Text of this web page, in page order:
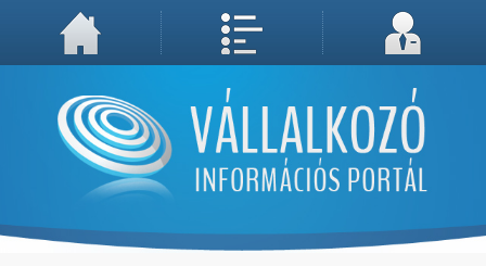
A weboldal használatával Ön elfogadja, hogy Cookie-kat (sütiket) tároljunk számítógépén. A sütik a weboldal megfelelő működéséhez
Megértettem, folytatás...